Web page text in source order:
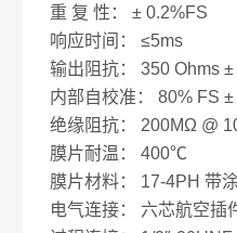
重 复 性： ± 0.2%FS
响应时间： ≤5ms
输出阻抗： 350 Ohms
内部自校准： 80% FS ±
绝缘阻抗： 200MΩ @
膜片耐温： 400℃
膜片材料： 17-4PH 带
电气连接： 六芯航空插